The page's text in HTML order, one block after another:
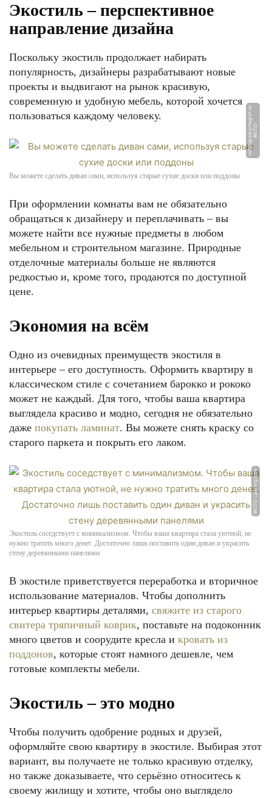
Экостиль – перспективное
направление дизайна
Поскольку экостиль продолжает набирать
популярность, дизайнеры разрабатывают новые
проекты и выдвигают на рынок красивую,
современную и удобную мебель, которой хочется
пользоваться каждому человеку.
Ф
О
Т
О:
v
ol
g
o
g
r
a
d.
o
r
t
o
g
r
a
f.
r
u
Вы можете сделать диван сами, используя старые сухие доски или поддоны
При оформлении комнаты вам не обязательно
обращаться к дизайнеру и переплачивать – вы
можете найти все нужные предметы в любом
мебельном и строительном магазине. Природные
отделочные материалы больше не являются
редкостью и, кроме того, продаются по доступной
цене.
Экономия на всём
Одно из очевидных преимуществ экостиля в
интерьере – его доступность. Оформить квартиру в
классическом стиле с сочетанием барокко и рококо
может не каждый. Для того, чтобы ваша квартира
выглядела красиво и модно, сегодня не обязательно
даже покупать ламинат. Вы можете снять краску со
старого паркета и покрыть его лаком.
ФОТО: i.pinimg.com
Экостиль соседствует с минимализмом. Чтобы ваша квартира стала уютной, не
нужно тратить много денег. Достаточно лишь поставить один диван и украсить
стену деревянными панелями
В экостиле приветствуется переработка и вторичное
использование материалов. Чтобы дополнить
интерьер квартиры деталями, свяжите из старого
свитера тряпичный коврик, поставьте на подоконник
много цветов и соорудите кресла и кровать из
поддонов, которые стоят намного дешевле, чем
готовые комплекты мебели.
Экостиль – это модно
Чтобы получить одобрение родных и друзей,
оформляйте свою квартиру в экостиле. Выбирая этот
вариант, вы получаете не только красивую отделку,
но также доказываете, что серьёзно относитесь к
своему жилищу и хотите, чтобы оно выглядело